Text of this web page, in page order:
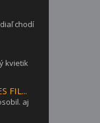
chodí
kvietik
FIL...
aj